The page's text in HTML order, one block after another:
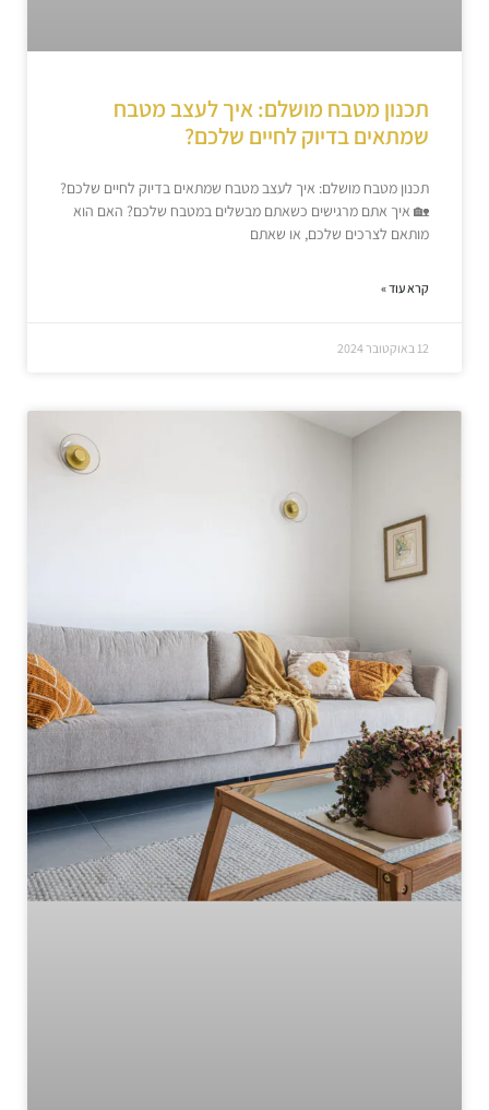
תכנון מטבח מושלם: איך לעצב מטבח
שמתאים בדיוק לחיים שלכם?
תכנון מטבח מושלם: איך לעצב מטבח שמתאים בדיוק לחיים שלכם?
🏡 איך אתם מרגישים כשאתם מבשלים במטבח שלכם? האם הוא
מותאם לצרכים שלכם, או שאתם
קרא עוד »
12 באוקטובר 2024